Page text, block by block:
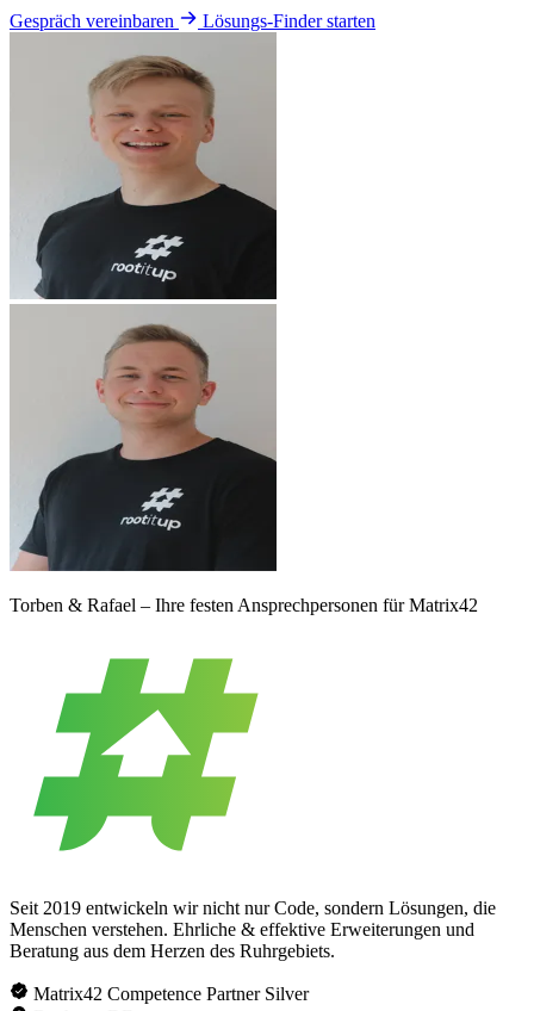
Gespräch vereinbaren Lösungs-Finder starten
Torben & Rafael – Ihre festen Ansprechpersonen für Matrix42
Seit 2019 entwickeln wir nicht nur Code, sondern Lösungen, die
Menschen verstehen. Ehrliche & effektive Erweiterungen und
Beratung aus dem Herzen des Ruhrgebiets.
Matrix42 Competence Partner Silver